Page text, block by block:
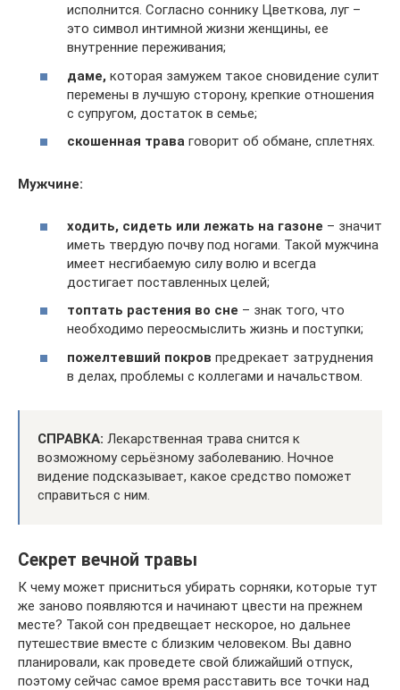
исполнится. Согласно соннику Цветкова, луг –
это символ интимной жизни женщины, ее
внутренние переживания;
даме, которая замужем такое сновидение сулит
перемены в лучшую сторону, крепкие отношения
с супругом, достаток в семье;
скошенная трава говорит об обмане, сплетнях.
Мужчине:
ходить, сидеть или лежать на газоне – значит
иметь твердую почву под ногами. Такой мужчина
имеет несгибаемую силу волю и всегда
достигает поставленных целей;
топтать растения во сне – знак того, что
необходимо переосмыслить жизнь и поступки;
пожелтевший покров предрекает затруднения
в делах, проблемы с коллегами и начальством.
СПРАВКА: Лекарственная трава снится к
возможному серьёзному заболеванию. Ночное
видение подсказывает, какое средство поможет
справиться с ним.
Секрет вечной травы
К чему может присниться убирать сорняки, которые тут
же заново появляются и начинают цвести на прежнем
месте? Такой сон предвещает нескорое, но дальнее
путешествие вместе с близким человеком. Вы давно
планировали, как проведете свой ближайший отпуск,
поэтому сейчас самое время расставить все точки над